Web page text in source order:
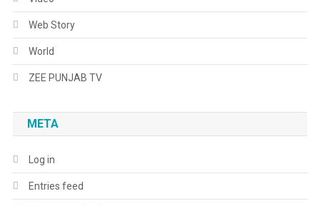
Web Story
World
ZEE PUNJAB TV
META
Log in
Entries feed